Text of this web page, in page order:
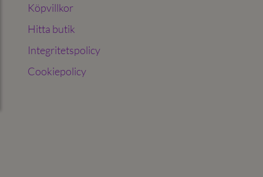
Köpvillkor
Hitta butik
Integritetspolicy
Cookiepolicy